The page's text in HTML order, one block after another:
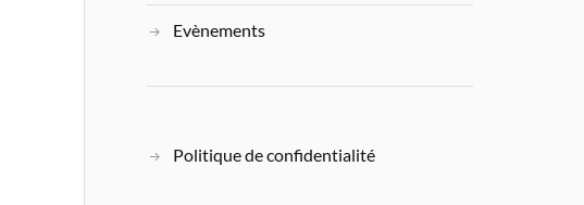
Evènements
Politique de confidentialité